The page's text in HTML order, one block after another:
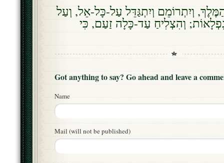
וְיִתְרוֹמֵם וְיִתְגַּדֵּל עַל-כָּל-אֵל, וְעַל
וְהִצְלִיחַ עַד-כָּלָה זַעַם, כִּי
Got anything to say? Go ahead and leave a
Name
Mail (will not be published)